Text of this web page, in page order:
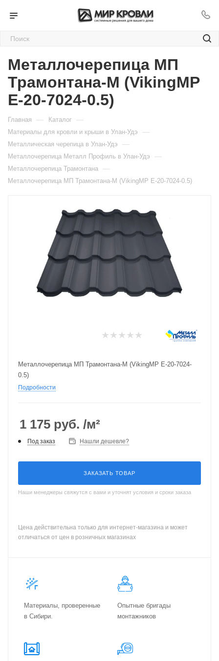
Металлочерепица МП
Трамонтана-M (VikingMP
E-20-7024-0.5)
Главная — Каталог —
Материалы для кровли и крыши в Улан-Удэ —
Металлическая черепица в Улан-Удэ —
Металлочерепица Металл Профиль в Улан-Удэ —
Металлочерепица Трамонтана —
Металлочерепица МП Трамонтана-M (VikingMP E-20-7024-0.5)
Металлочерепица МП Трамонтана-M (VikingMP E-20-7024-
0.5)
Подробности
1 175 руб. /м²
Под заказ Нашли дешевле?
ЗАКАЗАТЬ ТОВАР
Наши менеджеры свяжутся с вами и уточнят условия и сроки заказа
Цена действительна только для интернет-магазина и может
отличаться от цен в розничных магазинах
Материалы, проверенные
в Сибири.
Опытные бригады
монтажников